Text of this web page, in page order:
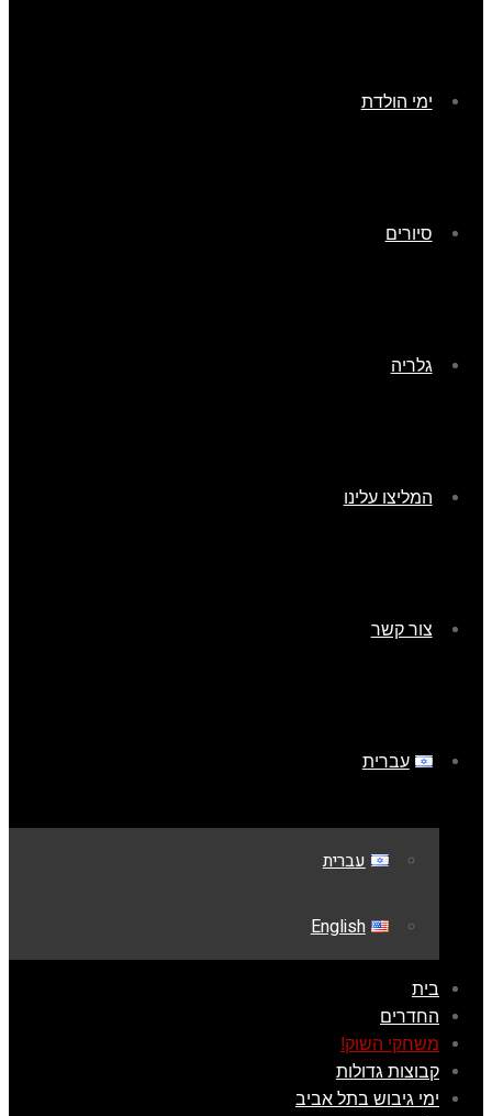
ימי הולדת
סיורים
גלריה
המליצו עלינו
צור קשר
עברית
עברית
English
בית
החדרים
משחקי השוק!
קבוצות גדולות
ימי גיבוש בתל אביב